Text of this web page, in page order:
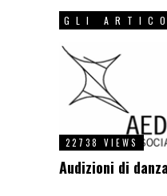
GLI
22738 VIEWS
Audizioni di danza